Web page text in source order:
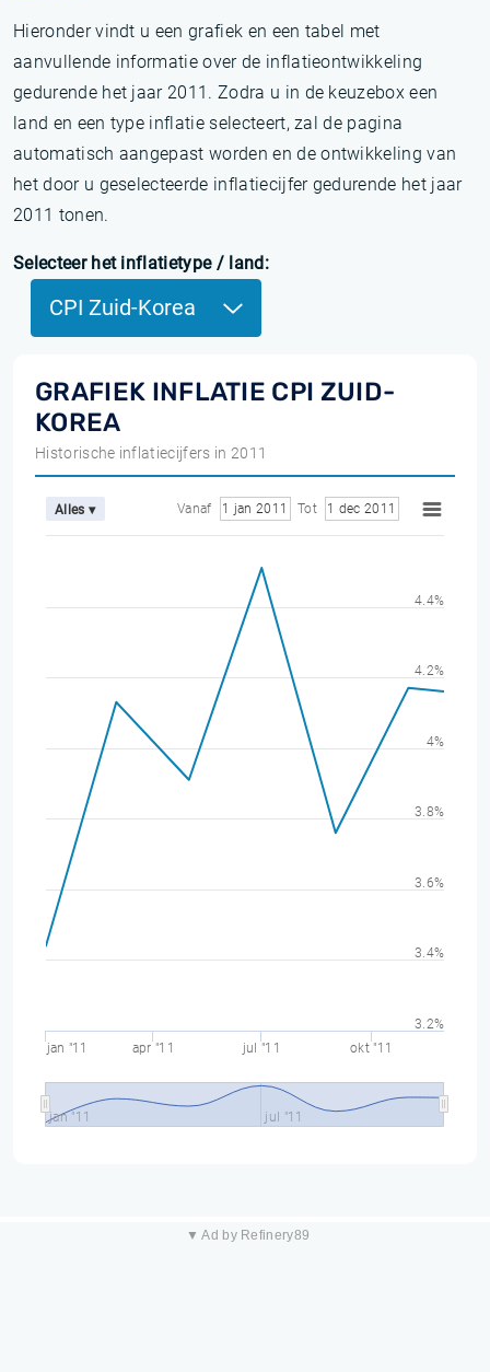
Hieronder vindt u een grafiek en een tabel met
aanvullende informatie over de inflatieontwikkeling
gedurende het jaar 2011. Zodra u in de keuzebox een
land en een type inflatie selecteert, zal de pagina
automatisch aangepast worden en de ontwikkeling van
het door u geselecteerde inflatiecijfer gedurende het jaar
2011 tonen.
Selecteer het inflatietype / land:
CPI Zuid-Korea
GRAFIEK INFLATIE CPI ZUID-
KOREA
Historische inflatiecijfers in 2011
Alles ▾ Vanaf 1 jan 2011 Tot 1 dec 2011
jan "11 apr "11 jul "11 okt "11
jan "11 jul "11
3.2%
3.4%
3.6%
3.8%
4%
4.2%
4.4%
▼ Ad by Refinery89